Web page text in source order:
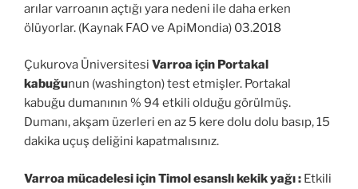
arılar varroanın açtığı yara nedeni ile daha erken
ölüyorlar. (Kaynak FAO ve ApiMondia) 03.2018
Çukurova Üniversitesi Varroa için Portakal
kabuğunun (washington) test etmişler. Portakal
kabuğu dumanının % 94 etkili olduğu görülmüş.
Dumanı, akşam üzerleri en az 5 kere dolu dolu basıp, 15
dakika uçuş deliğini kapatmalısınız.
Varroa mücadelesi için Timol esanslı kekik yağı : Etkili